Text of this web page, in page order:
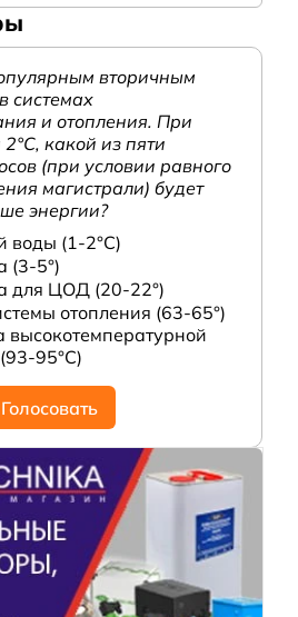
вторичным
системах
и отопления. При
какой из пяти
(при условии равного
магистрали) будет
энергии?
воды (1-2°С)
(3-5°)
для ЦОД (20-22°)
отопления (63-65°)
высокотемпературной
95°С)
Голосовать